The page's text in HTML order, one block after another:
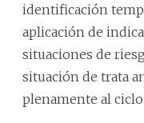
identificación
aplicación de
situaciones de
situación de trata
plenamente al